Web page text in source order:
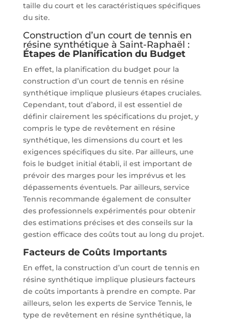
taille du court et les caractéristiques spécifiques
du site.
Construction d’un court de tennis en
résine synthétique à Saint-Raphaël :
Étapes de Planification du Budget
En effet, la planification du budget pour la
construction d’un court de tennis en résine
synthétique implique plusieurs étapes cruciales.
Cependant, tout d’abord, il est essentiel de
définir clairement les spécifications du projet, y
compris le type de revêtement en résine
synthétique, les dimensions du court et les
exigences spécifiques du site. Par ailleurs, une
fois le budget initial établi, il est important de
prévoir des marges pour les imprévus et les
dépassements éventuels. Par ailleurs, service
Tennis recommande également de consulter
des professionnels expérimentés pour obtenir
des estimations précises et des conseils sur la
gestion efficace des coûts tout au long du projet.
Facteurs de Coûts Importants
En effet, la construction d’un court de tennis en
résine synthétique implique plusieurs facteurs
de coûts importants à prendre en compte. Par
ailleurs, selon les experts de Service Tennis, le
type de revêtement en résine synthétique, la